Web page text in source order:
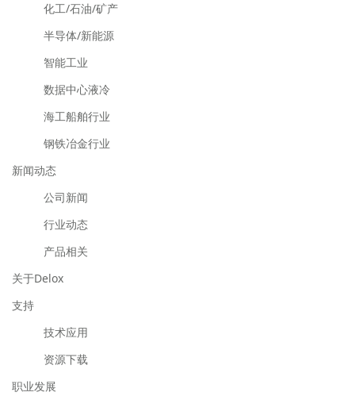
化工/石油/矿产
半导体/新能源
智能工业
数据中心液冷
海工船舶行业
钢铁冶金行业
新闻动态
公司新闻
行业动态
产品相关
关于Delox
支持
技术应用
资源下载
职业发展